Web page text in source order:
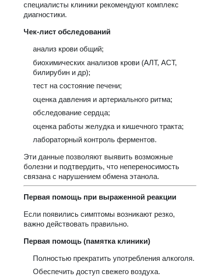
специалисты клиники рекомендуют комплекс
диагностики.
Чек-лист обследований
анализ крови общий;
биохимических анализов крови (АЛТ, АСТ,
билирубин и др);
тест на состояние печени;
оценка давления и артериального ритма;
обследование сердца;
оценка работы желудка и кишечного тракта;
лабораторный контроль ферментов.
Эти данные позволяют выявить возможные
болезни и подтвердить, что непереносимость
связана с нарушением обмена этанола.
Первая помощь при выраженной реакции
Если появились симптомы возникают резко,
важно действовать правильно.
Первая помощь (памятка клиники)
Полностью прекратить употребления алкоголя.
Обеспечить доступ свежего воздуха.